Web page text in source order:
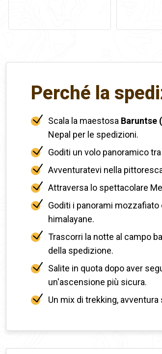
Perché la
Scala la maestosa Baruntse
Nepal per le spedizioni.
Goditi un volo panoramico
Avventuratevi nella
Attraversa lo spettacolare
Goditi i panorami mozzafiato
himalayane.
Trascorri la notte al campo
della spedizione.
Salite in quota dopo aver
un'ascensione più sicura.
Un mix di trekking,